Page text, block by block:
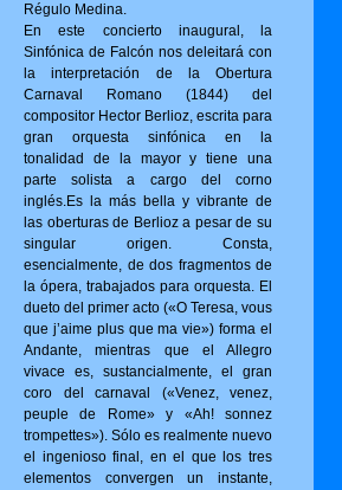
Régulo Medina.
En este concierto inaugural, la
Sinfónica de Falcón nos deleitará con
la interpretación de la Obertura
Carnaval Romano (1844) del
compositor Hector Berlioz, escrita para
gran orquesta sinfónica en la
tonalidad de la mayor y tiene una
parte solista a cargo del corno
inglés.Es la más bella y vibrante de
las oberturas de Berlioz a pesar de su
singular origen. Consta,
esencialmente, de dos fragmentos de
la ópera, trabajados para orquesta. El
dueto del primer acto («O Tere­sa, vous
que j’aime plus que ma vie») for­ma el
Andante, mientras que el Allegro
vivace es, sustancialmente, el gran
coro del carnaval («Venez, venez,
peuple de Rome» y «Ah! sonnez
trompettes»). Sólo es realmente nuevo
el ingenioso final, en el que los tres
elementos convergen un instante,